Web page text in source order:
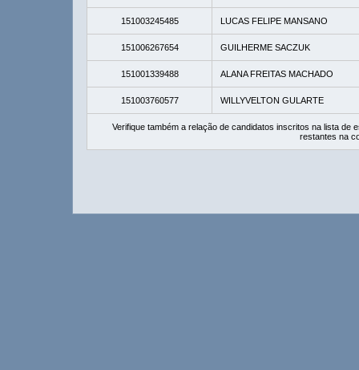
151003245485 LUCAS FELIPE MANSANO
151006267654 GUILHERME SACZUK
151001339488 ALANA FREITAS MACHADO
151003760577 WILLYVELTON GULARTE
Verifique também a relação de candidatos inscritos na lista
restantes na